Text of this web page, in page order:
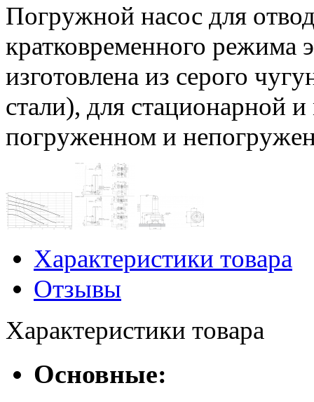
Погружной насос для
кратковременного режима
изготовлена из серого
стали), для стационарной
погруженном и
Характеристики товара
Отзывы
Характеристики товара
Основные: